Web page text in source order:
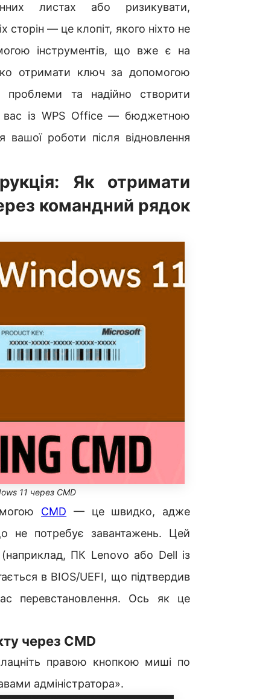
листах або ризикувати,
сторін — це клопіт, якого ніхто не
інструментів, що вже є на
отримати ключ за допомогою
проблеми та надійно створити
вас із WPS Office — бюджетною
роботи після відновлення
Як отримати
командний рядок
11 через CMD
CMD — це швидко, адже
не потребує завантажень. Цей
ПК Lenovo або Dell із
в BIOS/UEFI, що підтвердив
перевстановлення. Ось як це
через CMD
правою кнопкою миші по
адміністратора».